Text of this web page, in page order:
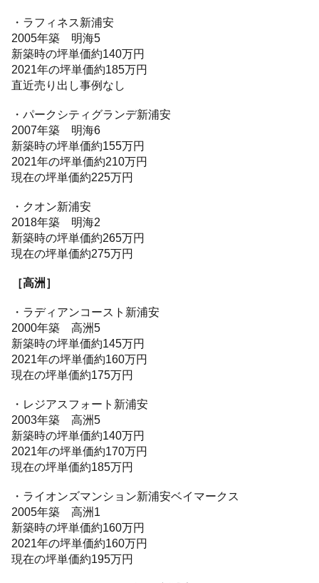
・ラフィネス新浦安
2005年築 明海5
新築時の坪単価約140万円
2021年の坪単価約185万円
直近売り出し事例なし
・パークシティグランデ新浦安
2007年築 明海6
新築時の坪単価約155万円
2021年の坪単価約210万円
現在の坪単価約225万円
・クオン新浦安
2018年築 明海2
新築時の坪単価約265万円
現在の坪単価約275万円
［高洲］
・ラディアンコースト新浦安
2000年築 高洲5
新築時の坪単価約145万円
2021年の坪単価約160万円
現在の坪単価約175万円
・レジアスフォート新浦安
2003年築 高洲5
新築時の坪単価約140万円
2021年の坪単価約170万円
現在の坪単価約185万円
・ライオンズマンション新浦安ベイマークス
2005年築 高洲1
新築時の坪単価約160万円
2021年の坪単価約160万円
現在の坪単価約195万円